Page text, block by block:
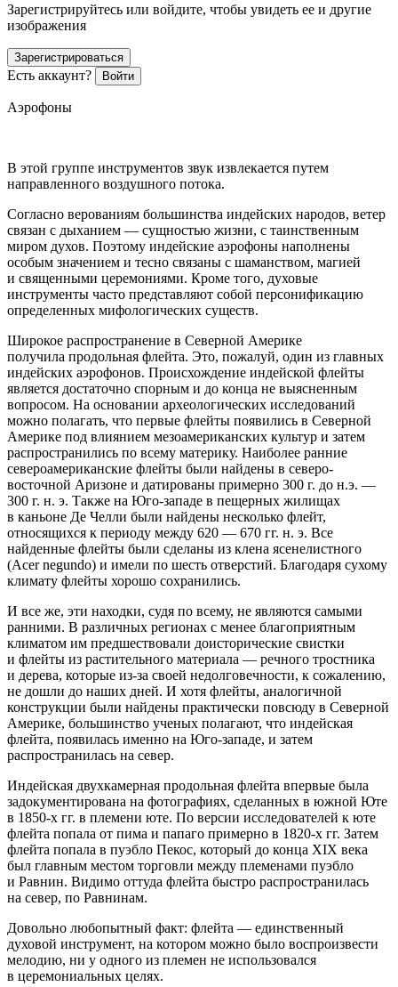
Зарегистрируйтесь или войдите, чтобы увидеть ее и другие
изображения
Зарегистрироваться
Есть аккаунт? Войти
Аэрофоны
В этой группе инструментов звук извлекается путем
направленного воздушного потока.
Согласно верованиям большинства индейских народов, ветер
связан с дыханием — сущностью жизни, с таинственным
миром духов. Поэтому индейские аэрофоны наполнены
особым значением и тесно связаны с шаманством, магией
и священными церемониями. Кроме того, духовые
инструменты часто представляют собой персонификацию
определенных мифологических существ.
Широкое распространение в Северной Америке
получила продольная флейта. Это, пожалуй, один из главных
индейских аэрофонов. Происхождение индейской флейты
является достаточно спорным и до конца не выясненным
вопросом. На основании археологических исследований
можно полагать, что первые флейты появились в Северной
Америке под влиянием мезоамериканских культур и затем
распространились по всему материку. Наиболее ранние
североамериканские флейты были найдены в северо-
восточной Аризоне и датированы примерно 300 г. до н.э. —
300 г. н. э. Также на Юго-западе в пещерных жилищах
в каньоне Де Челли были найдены несколько флейт,
относящихся к периоду между 620 — 670 гг. н. э. Все
найденные флейты были сделаны из клена ясенелистного
(Acer negundo) и имели по шесть отверстий. Благодаря сухому
климату флейты хорошо сохранились.
И все же, эти находки, судя по всему, не являются самыми
ранними. В различных регионах с менее благоприятным
климатом им предшествовали доисторические свистки
и флейты из растительного материала — речного тростника
и дерева, которые из-за своей недолговечности, к сожалению,
не дошли до наших дней. И хотя флейты, аналогичной
конструкции были найдены практически повсюду в Северной
Америке, большинство ученых полагают, что индейская
флейта, появилась именно на Юго-западе, и затем
распространилась на север.
Индейская двухкамерная продольная флейта впервые была
задокументирована на фотографиях, сделанных в южной Юте
в 1850-х гг. в племени юте. По версии исследователей к юте
флейта попала от пима и папаго примерно в 1820-х гг. Затем
флейта попала в пуэбло Пекос, который до конца XIX века
был главным местом торговли между племенами пуэбло
и Равнин. Видимо оттуда флейта быстро распространилась
на север, по Равнинам.
Довольно любопытный факт: флейта — единственный
духовой инструмент, на котором можно было воспроизвести
мелодию, ни у одного из племен не использовался
в церемониальных целях.